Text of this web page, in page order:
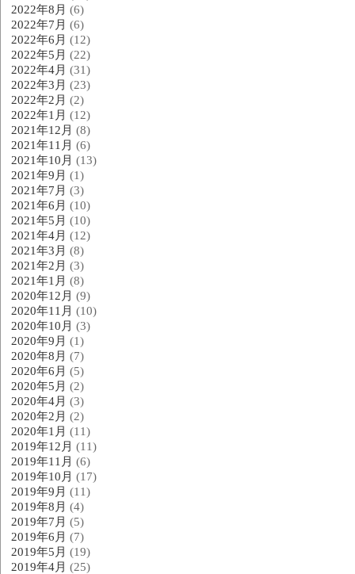
2022年8月 (6)
2022年7月 (6)
2022年6月 (12)
2022年5月 (22)
2022年4月 (31)
2022年3月 (23)
2022年2月 (2)
2022年1月 (12)
2021年12月 (8)
2021年11月 (6)
2021年10月 (13)
2021年9月 (1)
2021年7月 (3)
2021年6月 (10)
2021年5月 (10)
2021年4月 (12)
2021年3月 (8)
2021年2月 (3)
2021年1月 (8)
2020年12月 (9)
2020年11月 (10)
2020年10月 (3)
2020年9月 (1)
2020年8月 (7)
2020年6月 (5)
2020年5月 (2)
2020年4月 (3)
2020年2月 (2)
2020年1月 (11)
2019年12月 (11)
2019年11月 (6)
2019年10月 (17)
2019年9月 (11)
2019年8月 (4)
2019年7月 (5)
2019年6月 (7)
2019年5月 (19)
2019年4月 (25)